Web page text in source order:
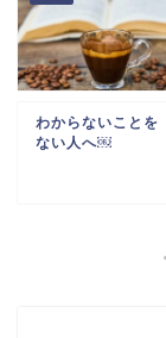
わからないことを
ない人へ￼